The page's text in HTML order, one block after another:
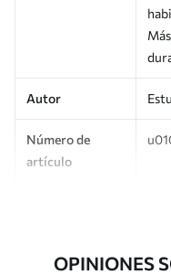
Autor
Número de
artículo
Adicionalmente
OPINIONES